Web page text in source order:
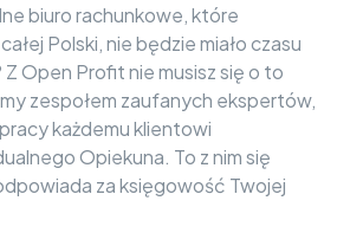
biuro rachunkowe, które
Polski, nie będzie miało czasu
Open Profit nie musisz się o to
zespołem zaufanych ekspertów,
każdemu klientowi
Opiekuna. To z nim się
za księgowość Twojej